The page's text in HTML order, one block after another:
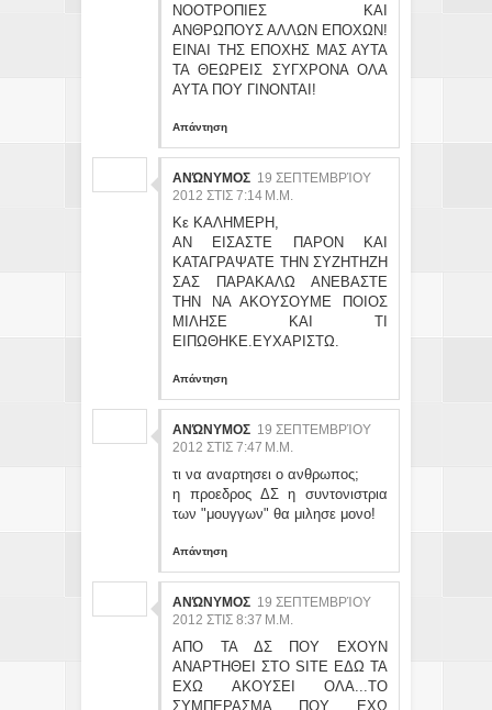
ΝΟΟΤΡΟΠΙΕΣ ΚΑΙ
ΑΝΘΡΩΠΟΥΣ ΑΛΛΩΝ ΕΠΟΧΩΝ!
ΕΙΝΑΙ ΤΗΣ ΕΠΟΧΗΣ ΜΑΣ ΑΥΤΑ
ΤΑ ΘΕΩΡΕΙΣ ΣΥΓΧΡΟΝΑ ΟΛΑ
ΑΥΤΑ ΠΟΥ ΓΙΝΟΝΤΑΙ!
Απάντηση
ΑΝΏΝΥΜΟΣ 19 ΣΕΠΤΕΜΒΡΊΟΥ
2012 ΣΤΙΣ 7:14 Μ.Μ.
Κε ΚΑΛΗΜΕΡΗ,
ΑΝ ΕΙΣΑΣΤΕ ΠΑΡΟΝ ΚΑΙ
ΚΑΤΑΓΡΑΨΑΤΕ ΤΗΝ ΣΥΖΗΤΗΖΗ
ΣΑΣ ΠΑΡΑΚΑΛΩ ΑΝΕΒΑΣΤΕ
ΤΗΝ ΝΑ ΑΚΟΥΣΟΥΜΕ ΠΟΙΟΣ
ΜΙΛΗΣΕ ΚΑΙ ΤΙ
ΕΙΠΩΘΗΚΕ.ΕΥΧΑΡΙΣΤΩ.
Απάντηση
ΑΝΏΝΥΜΟΣ 19 ΣΕΠΤΕΜΒΡΊΟΥ
2012 ΣΤΙΣ 7:47 Μ.Μ.
τι να αναρτησει ο ανθρωπος;
η προεδρος ΔΣ η συντονιστρια
των "μουγγων" θα μιλησε μονο!
Απάντηση
ΑΝΏΝΥΜΟΣ 19 ΣΕΠΤΕΜΒΡΊΟΥ
2012 ΣΤΙΣ 8:37 Μ.Μ.
ΑΠΟ ΤΑ ΔΣ ΠΟΥ ΕΧΟΥΝ
ΑΝΑΡΤΗΘΕΙ ΣΤΟ SITE ΕΔΩ ΤΑ
ΕΧΩ ΑΚΟΥΣΕΙ ΟΛΑ...ΤΟ
ΣΥΜΠΕΡΑΣΜΑ ΠΟΥ ΕΧΩ